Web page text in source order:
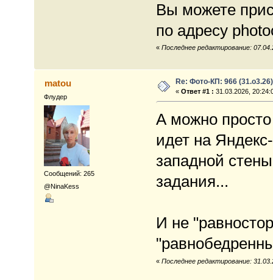
Вы можете
по адресу
« Последнее редактирование:
matou
Флудер
Сообщений: 265
@NinaKess
Re: Фото-КП: 966
«Ответ #1 : 31.03.2026,
А можно просто
идет на
западной
задания...
И не
« Последнее редактирование: